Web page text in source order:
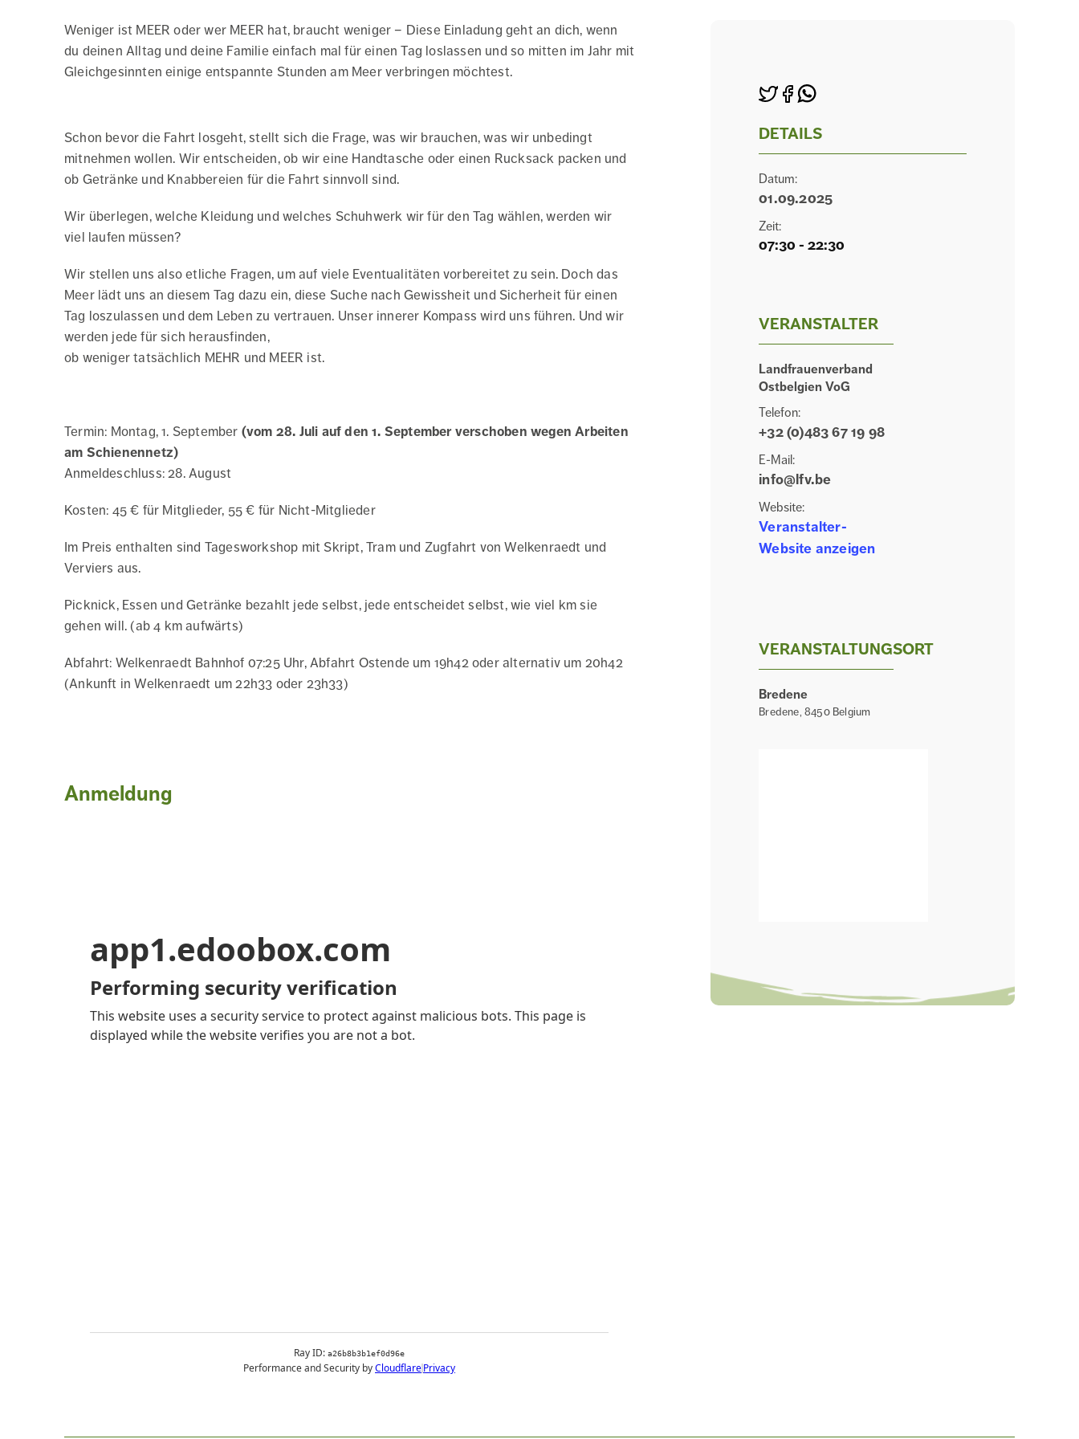
Weniger ist MEER oder wer MEER hat, braucht weniger – Diese Einladung geht an dich, wenn
du deinen Alltag und deine Familie einfach mal für einen Tag loslassen und so mitten im Jahr mit
Gleichgesinnten einige entspannte Stunden am Meer verbringen möchtest.
Schon bevor die Fahrt losgeht, stellt sich die Frage, was wir brauchen, was wir unbedingt
mitnehmen wollen. Wir entscheiden, ob wir eine Handtasche oder einen Rucksack packen und
ob Getränke und Knabbereien für die Fahrt sinnvoll sind.
Wir überlegen, welche Kleidung und welches Schuhwerk wir für den Tag wählen, werden wir
viel laufen müssen?
Wir stellen uns also etliche Fragen, um auf viele Eventualitäten vorbereitet zu sein. Doch das
Meer lädt uns an diesem Tag dazu ein, diese Suche nach Gewissheit und Sicherheit für einen
Tag loszulassen und dem Leben zu vertrauen. Unser innerer Kompass wird uns führen. Und wir
werden jede für sich herausfinden,
ob weniger tatsächlich MEHR und MEER ist.
Termin: Montag, 1. September (vom 28. Juli auf den 1. September verschoben wegen Arbeiten
am Schienennetz)
Anmeldeschluss: 28. August
Kosten: 45 € für Mitglieder, 55 € für Nicht-Mitglieder
Im Preis enthalten sind Tagesworkshop mit Skript, Tram und Zugfahrt von Welkenraedt und
Verviers aus.
Picknick, Essen und Getränke bezahlt jede selbst, jede entscheidet selbst, wie viel km sie
gehen will. (ab 4 km aufwärts)
Abfahrt: Welkenraedt Bahnhof 07:25 Uhr, Abfahrt Ostende um 19h42 oder alternativ um 20h42
(Ankunft in Welkenraedt um 22h33 oder 23h33)
Anmeldung
DETAILS
Datum:
01.09.2025
Zeit:
07:30 - 22:30
VERANSTALTER
Landfrauenverband
Ostbelgien VoG
Telefon:
+32 (0)483 67 19 98
E-Mail:
info@lfv.be
Website:
Veranstalter-
Website anzeigen
VERANSTALTUNGSORT
Bredene
Bredene, 8450 Belgium